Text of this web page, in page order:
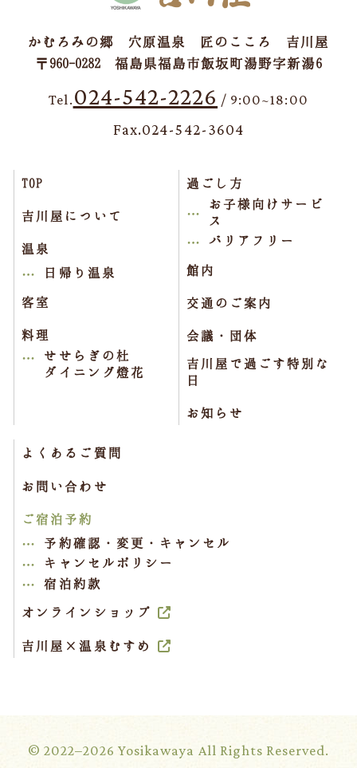
かむろみの郷 穴原温泉 匠のこころ 吉川屋
〒960-0282 福島県福島市飯坂町湯野字新湯6
Tel. 024-542-2226 / 9:00~18:00
Fax.024-542-3604
TOP
吉川屋について
温泉
日帰り温泉
客室
料理
せせらぎの杜
ダイニング燈花
過ごし方
お子様向けサービ
ス
バリアフリー
館内
交通のご案内
会議・団体
吉川屋で過ごす特別な
日
お知らせ
よくあるご質問
お問い合わせ
ご宿泊予約
予約確認・変更・キャンセル
キャンセルポリシー
宿泊約款
オンラインショップ
吉川屋×温泉むすめ
© 2022–2026 Yosikawaya All Rights Reserved.